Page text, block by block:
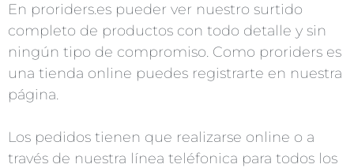
En proriders.es pueder ver nuestro surtido
completo de productos con todo detalle y sin
ningún tipo de compromiso. Como proriders es
una tienda online puedes registrarte en nuestra
página.
Los pedidos tienen que realizarse online o a
través de nuestra línea teléfonica para todos los